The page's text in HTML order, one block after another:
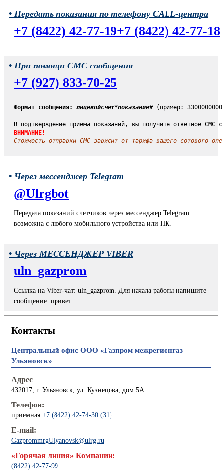
• Передать показания по телефону CALL-центра
+7 (8422) 42-77-19+7 (8422) 42-77-18
• При помощи СМС сообщения
+7 (927) 833-70-25
Формат сообщения: лицевойсчет*показание# (пример:
В подтверждение приема показаний, вы получите ответное СМС
ВНИМАНИЕ!
Стоимость отправки СМС зависит от тарифа вашего сотового
• Через мессенджер Telegram
@Ulrgbot
Передача показаний счетчиков через мессенджер Telegram
возможна с любого мобильного устройства или ПК.
• Через МЕССЕНДЖЕР VIBER
uln_gazprom
Ссылка на Viber-чат: uln_gazprom. Для начала работы напишите
сообщение: привет
Контакты
Центральный офис ООО «Газпром межрегионгаз
Ульяновск»
Адрес
432017, г. Ульяновск, ул. Кузнецова, дом 5А
Телефон:
приемная +7 (8422) 42-74-30 (31)
E-mail:
GazprommrgUlyanovsk@ulrg.ru
«Горячая линия» Компании:
(8422) 42-77-99